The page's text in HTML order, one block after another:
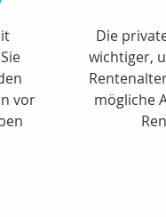
vor
Die
wichtiger,
mögliche